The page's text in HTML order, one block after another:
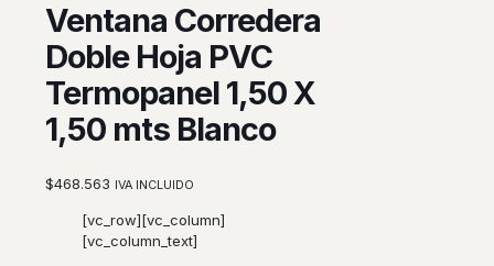
Ventana Corredera
Doble Hoja PVC
Termopanel 1,50 X
1,50 mts Blanco
$468.563 IVA INCLUIDO
[vc_row][vc_column]
[vc_column_text]